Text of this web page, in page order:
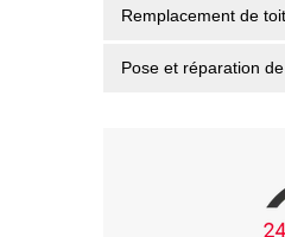
Remplacement de
Pose et réparation